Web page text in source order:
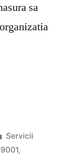
sa
Publicat
în
Servicii
,